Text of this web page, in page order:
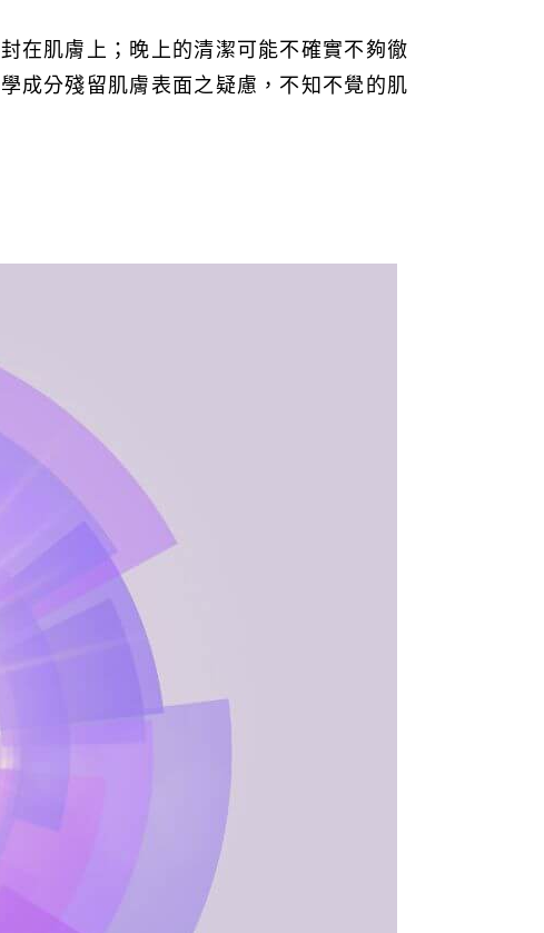
在肌膚上；晚上的清潔可能不確實不夠徹
成分殘留肌膚表面之疑慮，不知不覺的肌